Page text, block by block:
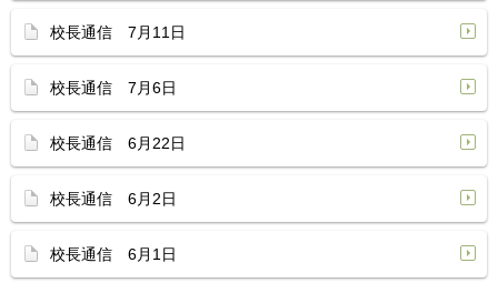
校長通信 7月11日
校長通信 7月6日
校長通信 6月22日
校長通信 6月2日
校長通信 6月1日